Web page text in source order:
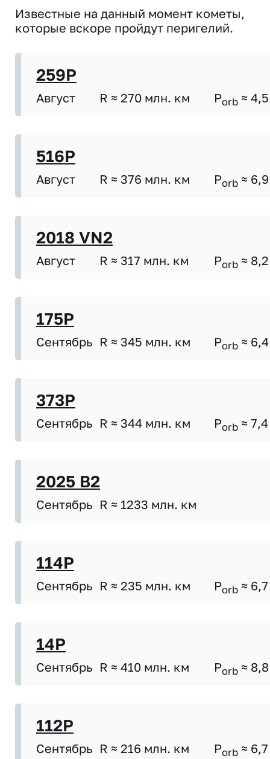
Известные на данный момент кометы,
которые вскоре пройдут перигелий.
259P
Август R ≈ 270 млн. км Porb ≈ 4,5
516P
Август R ≈ 376 млн. км Porb ≈ 6,9
2018 VN2
Август R ≈ 317 млн. км Porb ≈ 8,2
175P
Сентябрь R ≈ 345 млн. км Porb ≈ 6,4
373P
Сентябрь R ≈ 344 млн. км Porb ≈ 7,4
2025 B2
Сентябрь R ≈ 1233 млн. км
114P
Сентябрь R ≈ 235 млн. км Porb ≈ 6,7
14P
Сентябрь R ≈ 410 млн. км Porb ≈ 8,8
112P
Сентябрь R ≈ 216 млн. км Porb ≈ 6,7